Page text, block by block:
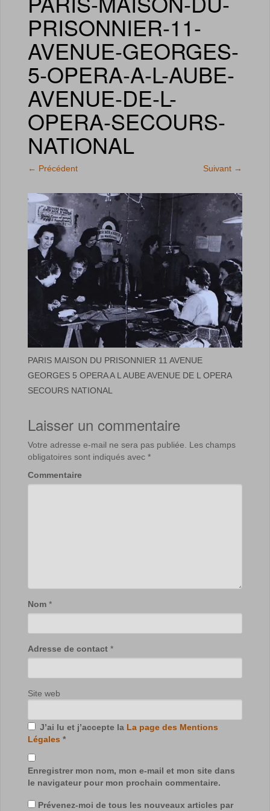
PRISONNIER-11-
AVENUE-GEORGES-
5-OPERA-A-L-AUBE-
AVENUE-DE-L-
OPERA-SECOURS-
NATIONAL
← Précédent Suivant →
PARIS MAISON DU PRISONNIER 11 AVENUE
GEORGES 5 OPERA A L AUBE AVENUE DE L OPERA
SECOURS NATIONAL
Laisser un commentaire
Votre adresse e-mail ne sera pas publiée. Les champs
obligatoires sont indiqués avec *
Commentaire
Nom *
Adresse de contact *
Site web
J’ai lu et j’accepte la La page des Mentions
Légales *
Enregistrer mon nom, mon e-mail et mon site dans
le navigateur pour mon prochain commentaire.
Prévenez-moi de tous les nouveaux articles par